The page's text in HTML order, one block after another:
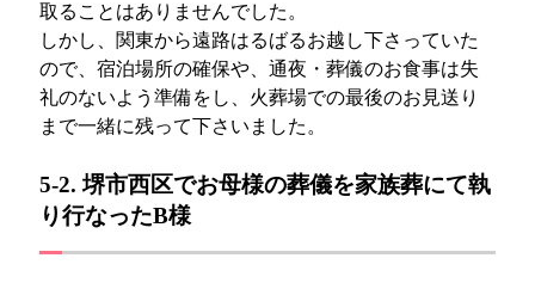
取ることはありませんでした。
しかし、関東から遠路はるばるお越し下さっていた
ので、宿泊場所の確保や、通夜・葬儀のお食事は失
礼のないよう準備をし、火葬場での最後のお見送り
まで一緒に残って下さいました。
5-2. 堺市西区でお母様の葬儀を家族葬にて執
り行なったB様